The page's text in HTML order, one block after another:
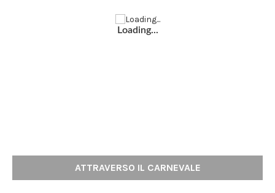
Loading...
ATTRAVERSO IL CARNEVALE